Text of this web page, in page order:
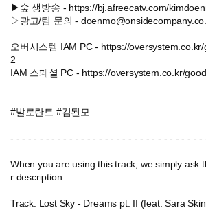
▶숲 생방송 - https://bj.afreecatv.com/
▷광고/팀 문의 -
오버시스템 IAM PC - https://
2
IAM 스페셜 PC - https://oversystem.co.kr/
#발로란트 #김된모
- - - - - - - - - - - - - - - - - - - - - - - - - - - - - - - - -
When you are using this track, we simply ask
r description:
Track: Lost Sky - Dreams pt. II (feat. Sara